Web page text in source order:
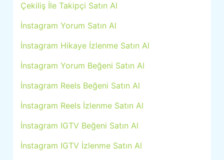
Çekiliş İle Takipçi Satın Al
İnstagram Yorum Satın Al
İnstagram Hikaye İzlenme Satın Al
İnstagram Yorum Beğeni Satın Al
İnstagram Reels Beğeni Satın Al
İnstagram Reels İzlenme Satın Al
İnstagram IGTV Beğeni Satın Al
İnstagram IGTV İzlenme Satın Al